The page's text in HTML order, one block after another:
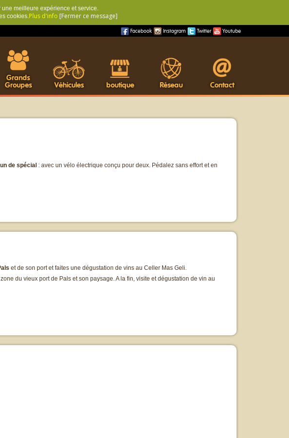
meilleure expérience et service.
cookies.Plus d'info [Fermer ce message]
Facebook Instagram Twitter Youtube
Grands
Groupes
Véhicules boutique Réseau Contact
de spécial : avec un vélo électrique conçu pour deux. Pédalez sans effort et en
et de son port et faites une dégustation de vins au Celler Mas Geli.
du vieux port de Pals et son paysage. A la fin, visite et dégustation de vin au